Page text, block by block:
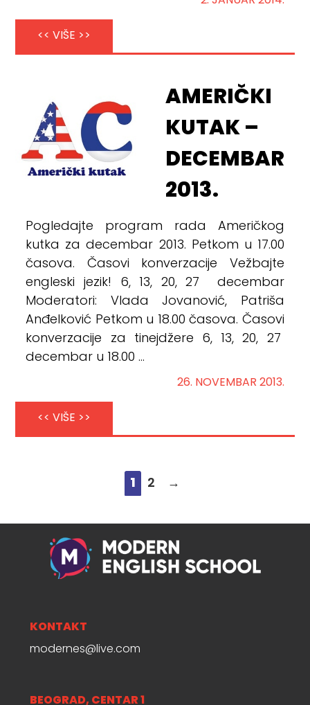
<< VIŠE >>
AMERIČKI
KUTAK –
DECEMBAR
2013.
Pogledajte program rada Američkog
kutka za decembar 2013. Petkom u 17.00
časova. Časovi konverzacije Vežbajte
engleski jezik! 6, 13, 20, 27 decembar
Moderatori: Vlada Jovanović, Patriša
Anđelković Petkom u 18.00 časova. Časovi
konverzacije za tinejdžere 6, 13, 20, 27
decembar u 18.00 ...
26. NOVEMBAR 2013.
<< VIŠE >>
1 2 →
KONTAKT
modernes@live.com
BEOGRAD, CENTAR 1